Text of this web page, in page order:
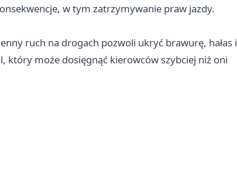
w tym zatrzymywanie praw jazdy.
ruch na drogach pozwoli ukryć brawurę, hałas i
który może dosięgnąć kierowców szybciej niż oni